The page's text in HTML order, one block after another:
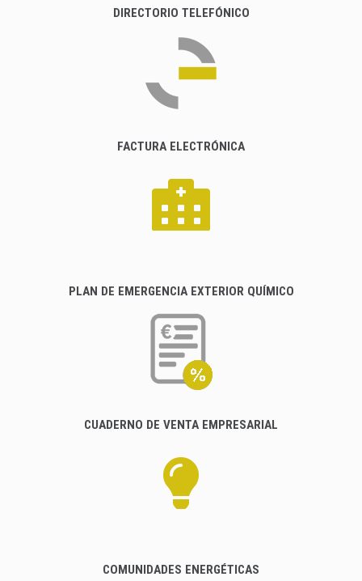
DIRECTORIO TELEFÓNICO
FACTURA ELECTRÓNICA
PLAN DE EMERGENCIA EXTERIOR QUÍMICO
CUADERNO DE VENTA EMPRESARIAL
COMUNIDADES ENERGÉTICAS